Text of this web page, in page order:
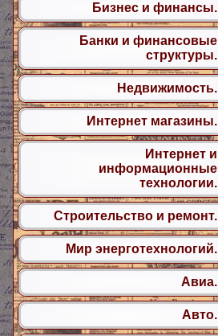
Бизнес и финансы.
Банки и финансовые
структуры.
Недвижимость.
Интернет магазины.
Интернет и
информационные
технологии.
Строительство и ремонт.
Мир энерготехнологий.
Авиа.
Авто.